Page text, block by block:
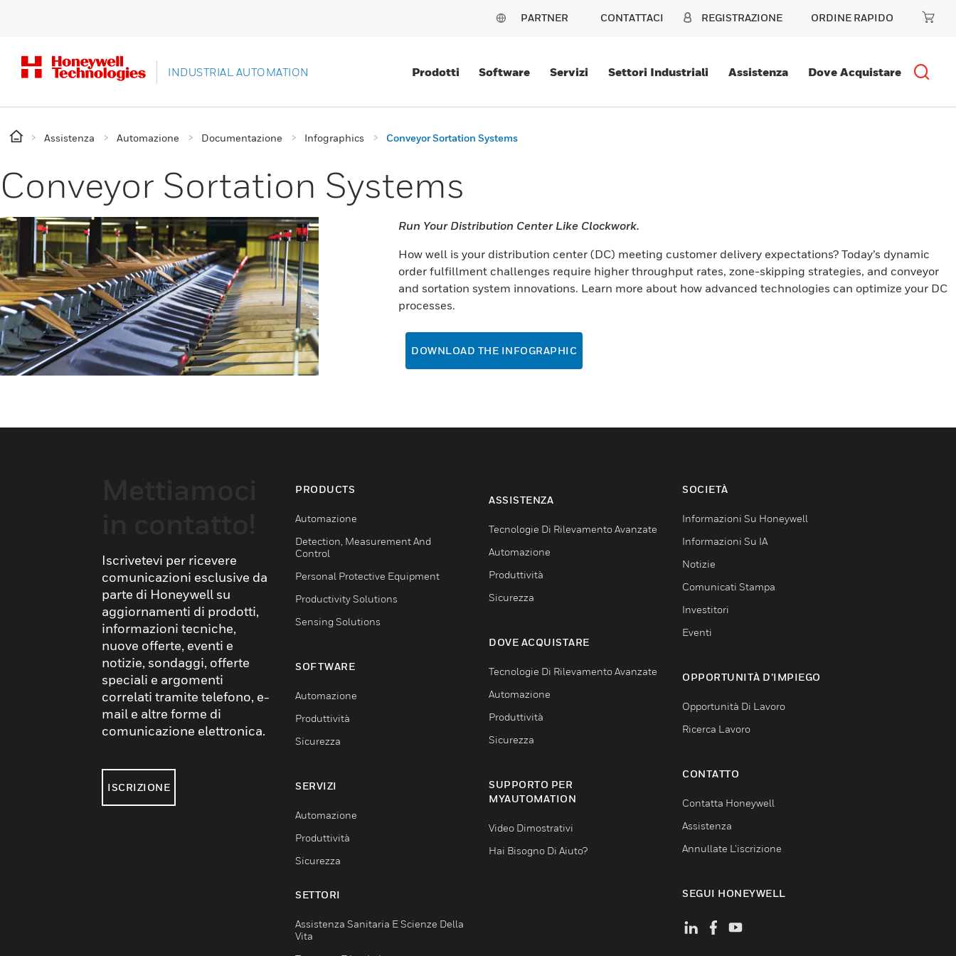
PARTNER CONTATTACI REGISTRAZIONE ORDINE RAPIDO
INDUSTRIAL AUTOMATION Prodotti Software Servizi Settori Industriali Assistenza Dove Acquistare
Assistenza Automazione Documentazione Infographics Conveyor Sortation Systems
Conveyor Sortation Systems
Run Your Distribution Center Like Clockwork.
How well is your distribution center (DC) meeting customer delivery expectations? Today’s dynamic
order fulfillment challenges require higher throughput rates, zone-skipping strategies, and conveyor
and sortation system innovations. Learn more about how advanced technologies can optimize your DC
processes.
DOWNLOAD THE INFOGRAPHIC
Iscrivetevi per ricevere
comunicazioni esclusive da
parte di Honeywell su
aggiornamenti di prodotti,
informazioni tecniche,
nuove offerte, eventi e
notizie, sondaggi, offerte
speciali e argomenti
correlati tramite telefono, e-
mail e altre forme di
comunicazione elettronica.
ISCRIZIONE
PRODUCTS
Automazione
Detection, Measurement And
Control
Personal Protective Equipment
Productivity Solutions
Sensing Solutions
SOFTWARE
Automazione
Produttività
Sicurezza
SERVIZI
Automazione
Produttività
Sicurezza
SETTORI
Assistenza Sanitaria E Scienze Della
Vita
ASSISTENZA
Tecnologie Di Rilevamento Avanzate
Automazione
Produttività
Sicurezza
DOVE ACQUISTARE
Tecnologie Di Rilevamento Avanzate
Automazione
Produttività
Sicurezza
SUPPORTO PER
MYAUTOMATION
Video Dimostrativi
Hai Bisogno Di Aiuto?
SOCIETÀ
Informazioni Su Honeywell
Informazioni Su IA
Notizie
Comunicati Stampa
Investitori
Eventi
OPPORTUNITÀ D’IMPIEGO
Opportunità Di Lavoro
Ricerca Lavoro
CONTATTO
Contatta Honeywell
Assistenza
Annullate L’iscrizione
SEGUI HONEYWELL